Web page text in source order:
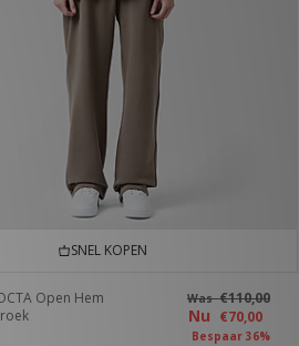
SNEL KOPEN
Open Hem
Was€110,00
Nu €70,00
Bespaar 36%